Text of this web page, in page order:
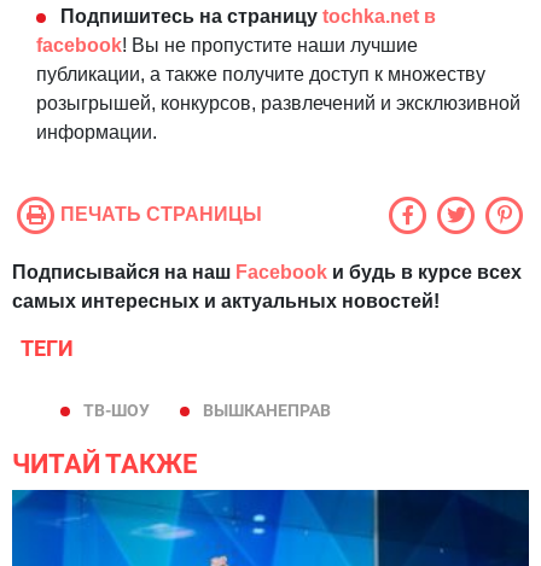
Подпишитесь на страницу tochka.net в
facebook! Вы не пропустите наши лучшие
публикации, а также получите доступ к множеству
розыгрышей, конкурсов, развлечений и эксклюзивной
информации.
ПЕЧАТЬ СТРАНИЦЫ
Подписывайся на наш Facebook и будь в курсе всех
самых интересных и актуальных новостей!
ТЕГИ
ТВ-ШОУ ВЫШКАНЕПРАВ
ЧИТАЙ ТАКЖЕ